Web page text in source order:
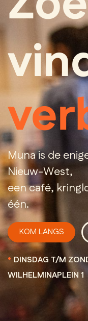
Muna is de
Nieuw-West,
een café,
één.
KOM LANGS
• DINSDAG T/M
WILHELMINAPLEIN 1